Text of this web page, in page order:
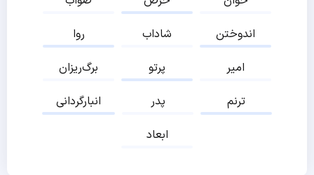
روا
شاداب
اندوختن
برگ‌ریزان
پرتو
امیر
انبارگردانی
پدر
ترنم
ابعاد